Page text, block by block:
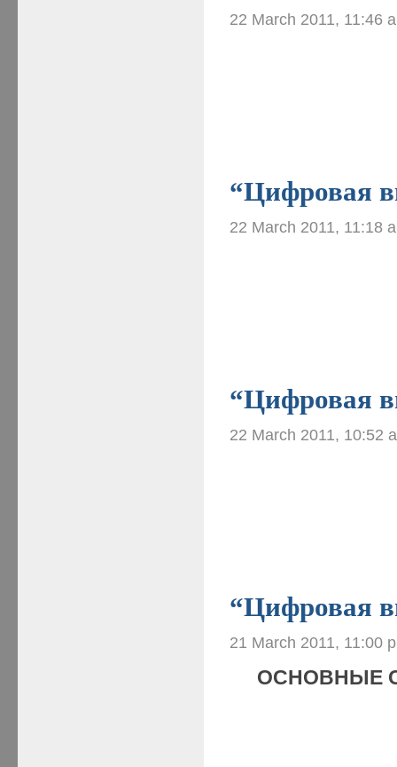
22 March 2011, 11:46
“Цифровая
22 March 2011, 11:18
“Цифровая
22 March 2011, 10:52
“Цифровая
21 March 2011, 11:00
ОСНОВНЫЕ